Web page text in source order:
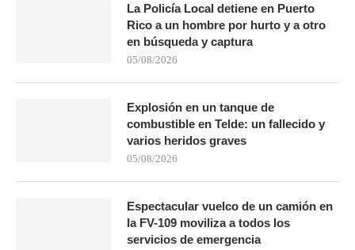
La Policía Local detiene en Puerto
Rico a un hombre por hurto y a otro
en búsqueda y captura
05/08/2026
Explosión en un tanque de
combustible en Telde: un fallecido y
varios heridos graves
05/08/2026
Espectacular vuelco de un camión en
la FV-109 moviliza a todos los
servicios de emergencia